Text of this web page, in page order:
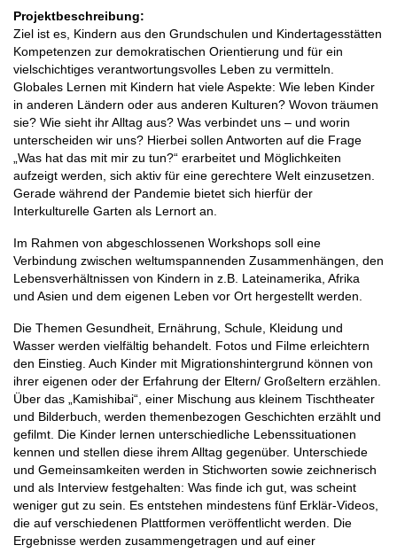
Projektbeschreibung:
Ziel ist es, Kindern aus den Grundschulen und Kindertagesstätten
Kompetenzen zur demokratischen Orientierung und für ein
vielschichtiges verantwortungsvolles Leben zu vermitteln.
Globales Lernen mit Kindern hat viele Aspekte: Wie leben Kinder
in anderen Ländern oder aus anderen Kulturen? Wovon träumen
sie? Wie sieht ihr Alltag aus? Was verbindet uns – und worin
unterscheiden wir uns? Hierbei sollen Antworten auf die Frage
„Was hat das mit mir zu tun?“ erarbeitet und Möglichkeiten
aufzeigt werden, sich aktiv für eine gerechtere Welt einzusetzen.
Gerade während der Pandemie bietet sich hierfür der
Interkulturelle Garten als Lernort an.
Im Rahmen von abgeschlossenen Workshops soll eine
Verbindung zwischen weltumspannenden Zusammenhängen, den
Lebensverhältnissen von Kindern in z.B. Lateinamerika, Afrika
und Asien und dem eigenen Leben vor Ort hergestellt werden.
Die Themen Gesundheit, Ernährung, Schule, Kleidung und
Wasser werden vielfältig behandelt. Fotos und Filme erleichtern
den Einstieg. Auch Kinder mit Migrationshintergrund können von
ihrer eigenen oder der Erfahrung der Eltern/ Großeltern erzählen.
Über das „Kamishibai“, einer Mischung aus kleinem Tischtheater
und Bilderbuch, werden themenbezogen Geschichten erzählt und
gefilmt. Die Kinder lernen unterschiedliche Lebenssituationen
kennen und stellen diese ihrem Alltag gegenüber. Unterschiede
und Gemeinsamkeiten werden in Stichworten sowie zeichnerisch
und als Interview festgehalten: Was finde ich gut, was scheint
weniger gut zu sein. Es entstehen mindestens fünf Erklär-Videos,
die auf verschiedenen Plattformen veröffentlicht werden. Die
Ergebnisse werden zusammengetragen und auf einer